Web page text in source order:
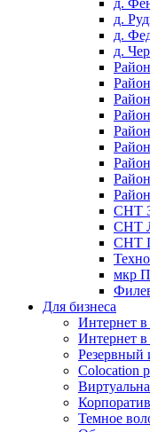
д.
д.
д.
СНТ
СНТ
СНТ
мкр
Для бизнеса
Интернет
Интернет
Резервный
Colocation
Темное